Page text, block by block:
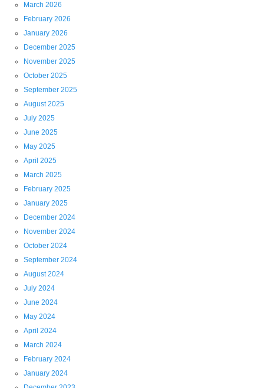
March 2026
February 2026
January 2026
December 2025
November 2025
October 2025
September 2025
August 2025
July 2025
June 2025
May 2025
April 2025
March 2025
February 2025
January 2025
December 2024
November 2024
October 2024
September 2024
August 2024
July 2024
June 2024
May 2024
April 2024
March 2024
February 2024
January 2024